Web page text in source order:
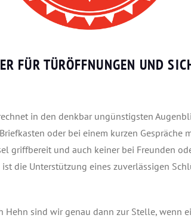
FÜR TÜRÖFFNUNGEN UND
in den denkbar ungünstigsten
oder bei einem kurzen Gespräche
griffbereit und auch keiner bei Freunden
die Unterstützung eines zuverlässigen
Hehn sind wir genau dann zur Stelle, wenn